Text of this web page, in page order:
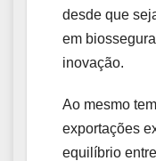
desde que
em
inovação.
Ao mesmo
exportações
equilíbrio